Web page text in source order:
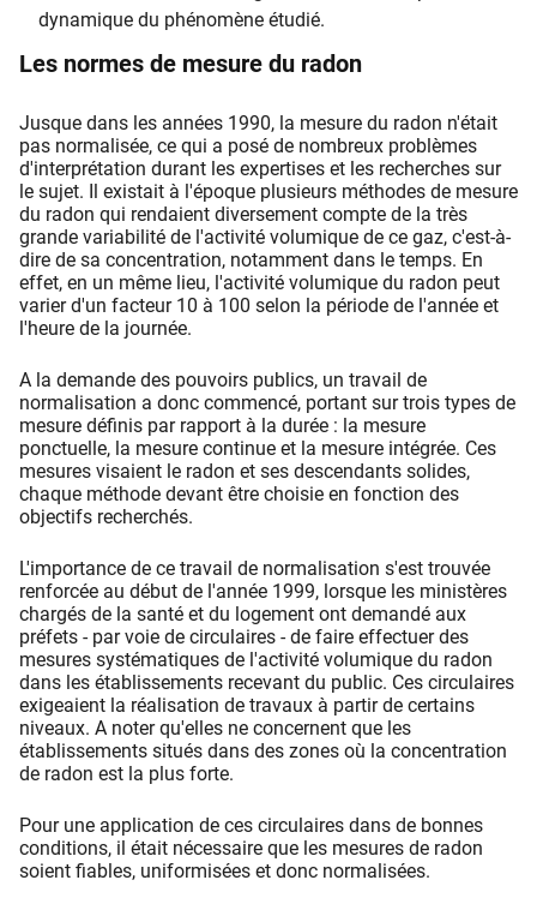
dynamique du phénomène étudié.
Les normes de mesure du radon
Jusque dans les années 1990, la mesure du radon n'était
pas normalisée, ce qui a posé de nombreux problèmes
d'interprétation durant les expertises et les recherches sur
le sujet. Il existait à l'époque plusieurs méthodes de mesure
du radon qui rendaient diversement compte de la très
grande variabilité de l'activité volumique de ce gaz, c'est-à-
dire de sa concentration, notamment dans le temps. En
effet, en un même lieu, l'activité volumique du radon peut
varier d'un facteur 10 à 100 selon la période de l'année et
l'heure de la journée.
A la demande des pouvoirs publics, un travail de
normalisation a donc commencé, portant sur trois types de
mesure définis par rapport à la durée : la mesure
ponctuelle, la mesure continue et la mesure intégrée. Ces
mesures visaient le radon et ses descendants solides,
chaque méthode devant être choisie en fonction des
objectifs recherchés.
L'importance de ce travail de normalisation s'est trouvée
renforcée au début de l'année 1999, lorsque les ministères
chargés de la santé et du logement ont demandé aux
préfets - par voie de circulaires - de faire effectuer des
mesures systématiques de l'activité volumique du radon
dans les établissements recevant du public. Ces circulaires
exigeaient la réalisation de travaux à partir de certains
niveaux. A noter qu'elles ne concernent que les
établissements situés dans des zones où la concentration
de radon est la plus forte.
Pour une application de ces circulaires dans de bonnes
conditions, il était nécessaire que les mesures de radon
soient fiables, uniformisées et donc normalisées.